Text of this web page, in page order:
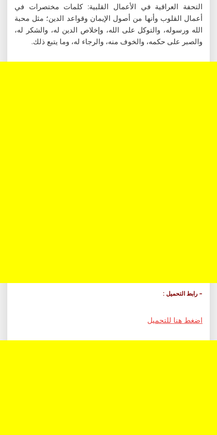
التحفة العراقية في الأعمال القلبية: كلمات مختصرات في
أعمال القلوب وأنها من أصول الإيمان وقواعد الدين؛ مثل محبة
الله ورسوله، والتوكل على الله، وإخلاص الدين له، والشكر له،
والصبر على حكمه، والخوف منه، والرجاء له، وما يتبع ذلك.
– رابط التحميل :
اضغط هنا للتحميل